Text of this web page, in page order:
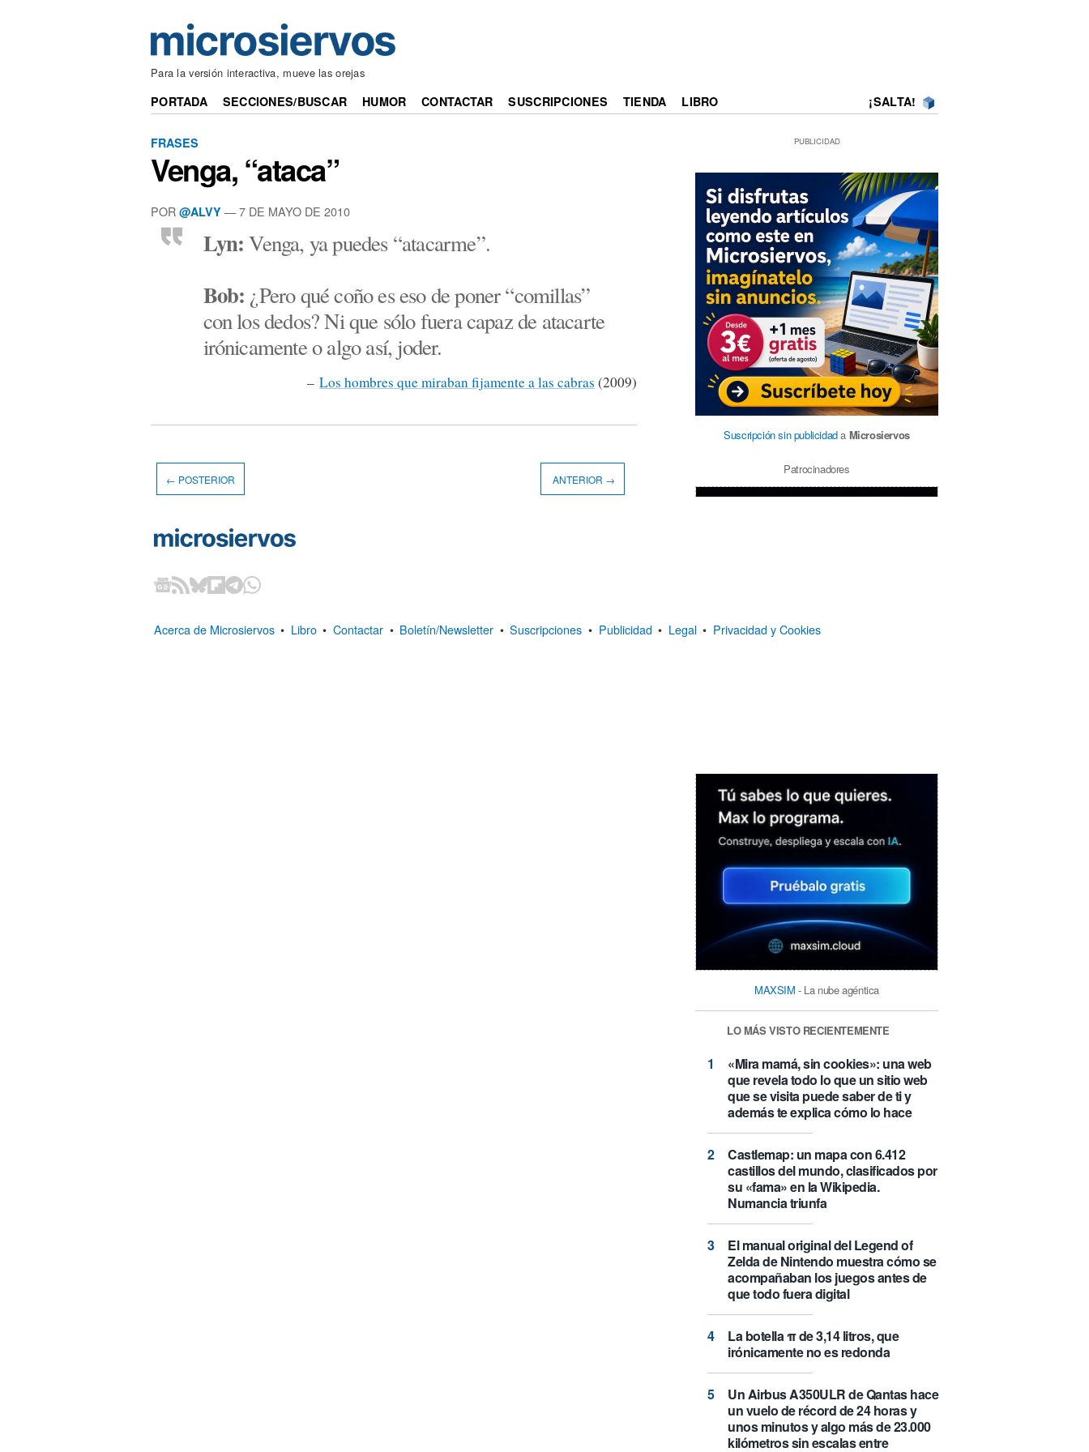
Para la versión interactiva, mueve las orejas
PORTADA SECCIONES/BUSCAR HUMOR CONTACTAR SUSCRIPCIONES TIENDA LIBRO ¡SALTA!
FRASES
Venga, “ataca”
POR @ALVY — 7 DE MAYO DE 2010
Lyn:Venga, ya puedes “atacarme”.
Bob: ¿Pero qué coño es eso de poner “comillas”
con los dedos? Ni que sólo fuera capaz de atacarte
irónicamente o algo así, joder.
– Los hombres que miraban fijamente a las cabras (2009)
PUBLICIDAD
Suscripción sin publicidada Microsiervos
Patrocinadores
MAXSIM - La nube agéntica
LO MÁS VISTO RECIENTEMENTE
«Mira mamá, sin cookies»: una web
que revela todo lo que un sitio web
que se visita puede saber de ti y
además te explica cómo lo hace
Castlemap: un mapa con 6.412
castillos del mundo, clasificados por
su «fama» en la Wikipedia.
Numancia triunfa
El manual original del Legend of
Zelda de Nintendo muestra cómo se
acompañaban los juegos antes de
que todo fuera digital
La botella π de 3,14 litros, que
irónicamente no es redonda
Un Airbus A350ULR de Qantas hace
un vuelo de récord de 24 horas y
unos minutos y algo más de 23.000
kilómetros sin escalas entre
← POSTERIOR ANTERIOR →
Acerca de Microsiervos • Libro • Contactar • Boletín/Newsletter • Suscripciones • Publicidad • Legal • Privacidad y Cookies